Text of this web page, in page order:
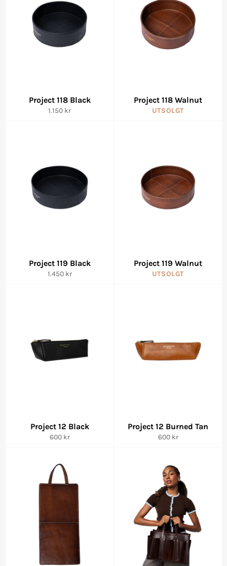
Project 118 Black
Vanlig
1.150 kr
Project 118 Walnut
UTSOLGT
Project 119 Black
Vanlig
1.450 kr
Project 119 Walnut
UTSOLGT
Project 12 Black
Vanlig
600 kr
Project 12 Burned Tan
Vanlig
600 kr